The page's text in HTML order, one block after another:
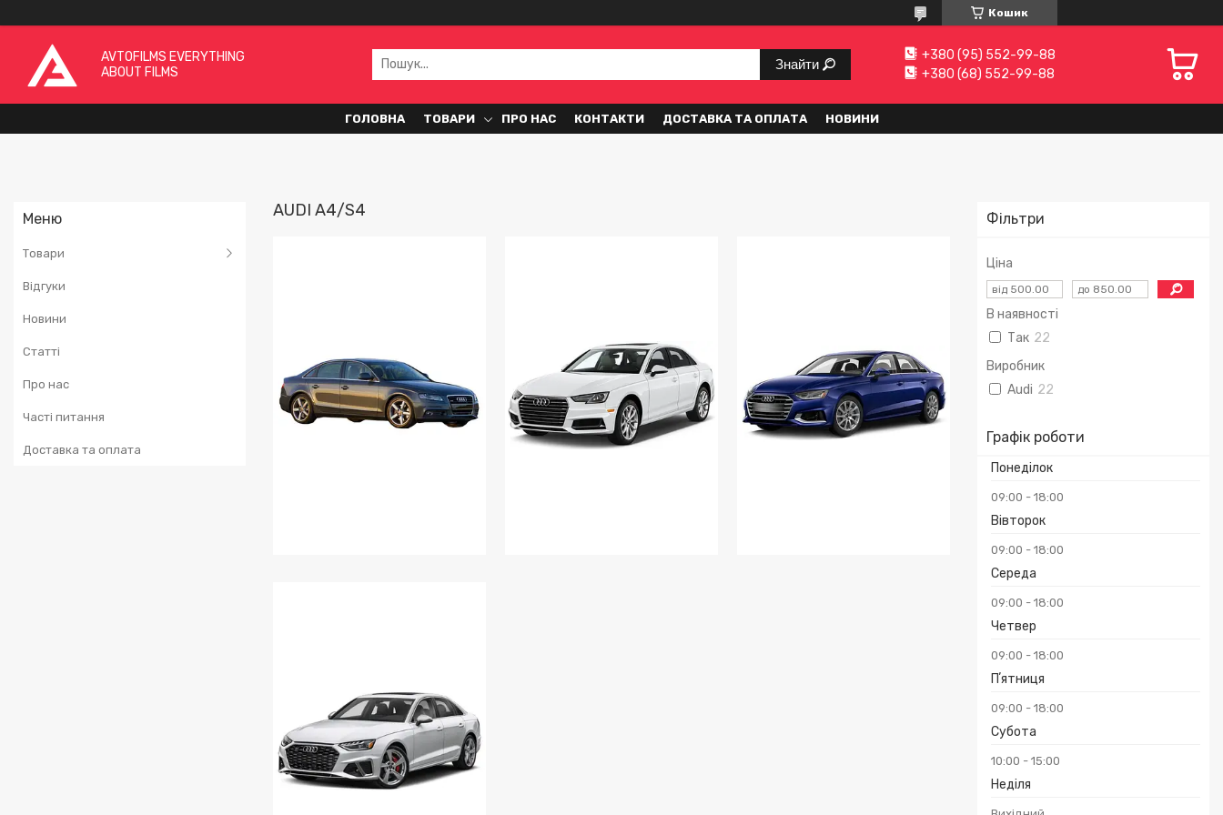
Кошик
AVTOFILMS EVERYTHING
ABOUT FILMS
Знайти
+380 (95) 552-99-88
+380 (68) 552-99-88
ГОЛОВНА ТОВАРИ ПРО НАС КОНТАКТИ ДОСТАВКА ТА ОПЛАТА НОВИНИ
Товари
Відгуки
Новини
Статті
Про нас
Часті питання
Доставка та оплата
Фільтри
Ціна
В наявності
Так 22
Виробник
Audi 22
Графік роботи
Понеділок
09:00 18:00
Вівторок
09:00 18:00
Середа
09:00 18:00
Четвер
09:00 18:00
Пʼятниця
09:00 18:00
Субота
10:00 15:00
Неділя
AUDI A4/S4